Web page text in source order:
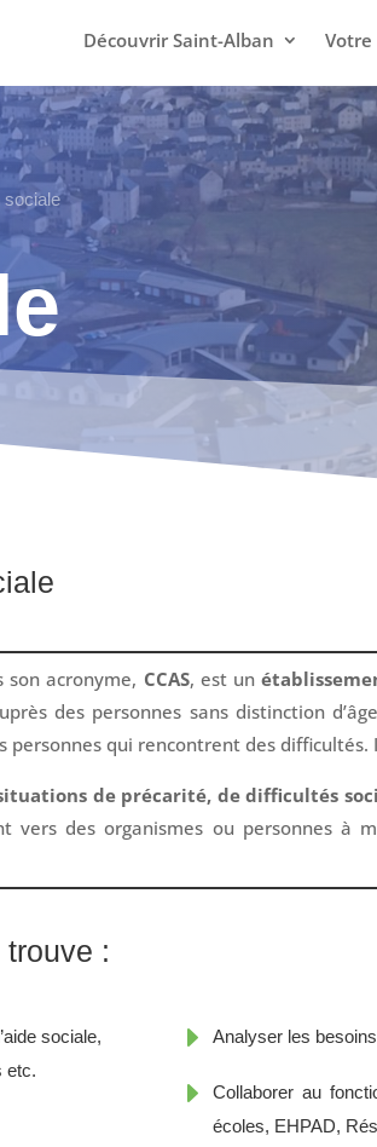
Découvrir Saint-Alban Votre
sociale
son acronyme, CCAS, est un
des personnes sans distinction
personnes qui rencontrent des
de précarité, de difficultés
vers des organismes ou personnes à
:
sociale,
etc.
E Analyser les
E
Collaborer au
écoles, EHPAD,